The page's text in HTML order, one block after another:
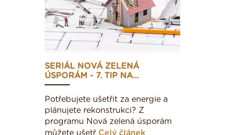
SERIÁL NOVÁ ZELENÁ
ÚSPORÁM - 7. TIP NA…
Potřebujete ušetřit za energie a
plánujete rekonstrukci? Z
programu Nová zelená úsporám
můžete ušetř Celý článek